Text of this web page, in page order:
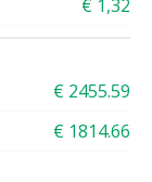
€ 1,32
€ 2455.59
€ 1814.66